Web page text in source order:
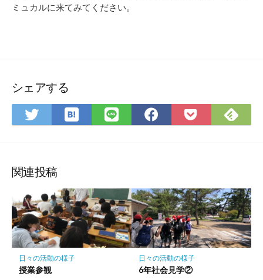
ミュカルに来てみてください。
シェアする
Twitter
で
ア
は
て
ク
マ
ー
ク
に
LINE
で
Facebook
で
Pocket
に
で
関連投稿
日々の活動の様子
授業参観
日々の活動の様子
6年社会見学②